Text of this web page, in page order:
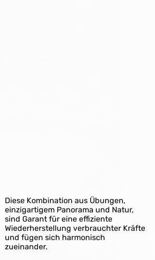
Diese Kombination aus Übungen,
einzigartigem Panorama und Natur,
sind Garant für eine effiziente
Wiederherstellung verbrauchter Kräfte
und fügen sich harmonisch
zueinander.